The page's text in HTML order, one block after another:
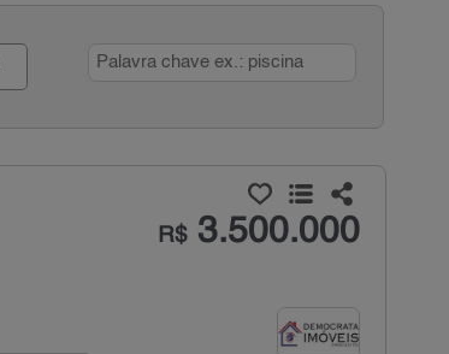
R$3.500.000